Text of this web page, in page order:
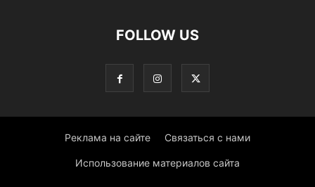
FOLLOW US
Реклама на сайте Связаться с нами
Использование материалов сайта